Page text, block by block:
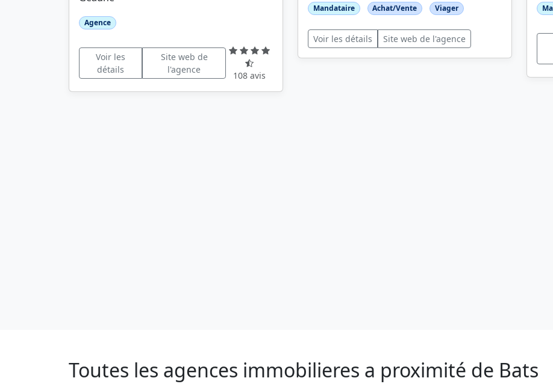
Agence
Voir les
détails
Site web de
l'agence
108 avis
Mandataire Achat/Vente Viager
Voir les détails Site web de l'agence
Toutes les agences immobilieres a proximité de Bats